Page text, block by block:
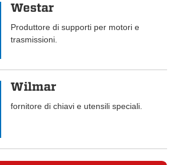
Westar
Produttore di supporti per motori e
trasmissioni.
Wilmar
fornitore di chiavi e utensili speciali.